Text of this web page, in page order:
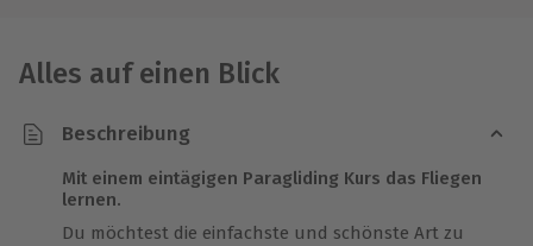
Alles auf einen Blick
Beschreibung
Mit einem eintägigen Paragliding Kurs das Fliegen
lernen.
Du möchtest die einfachste und schönste Art zu